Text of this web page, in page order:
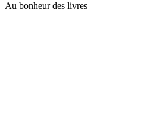
Au bonheur des livres